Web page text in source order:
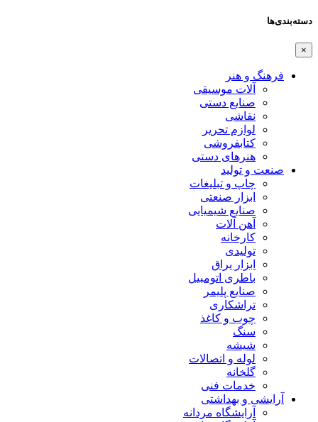
دسته‌بندی‌ها
×
فرهنگ و هنر
آلات موسیقی
صنایع دستی
نقاشی
لوازم تحریر
کتابفروشی
هنرهای دستی
صنعت و تولید
چاپ و تبلیغات
ابزار صنعتی
صنایع شیمیایی
آهن آلات
کارخانه
تولیدی
ابزار یراق
باطری اتومبیل
صنایع پلیمر
تراشکاری
چوب و کاغذ
سنگ
شیشه
لوله و اتصالات
گلخانه
خدمات فنی
آرایشی و بهداشتی
آرایشگاه مردانه